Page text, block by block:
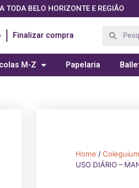
TODA BELO HORIZONTE E REGIÃO
Finalizar compra
M-Z Papelaria
Home / Coleguium
USO DIÁRIO –